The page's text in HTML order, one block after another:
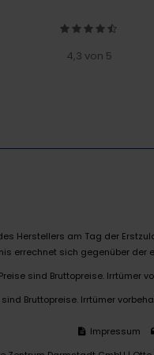
4,3 von 5
Herstellers am Tag der
errechnet sich gegenüber
sind Bruttopreise. Irrtümer
Bruttopreise. Irrtümer
Impressum